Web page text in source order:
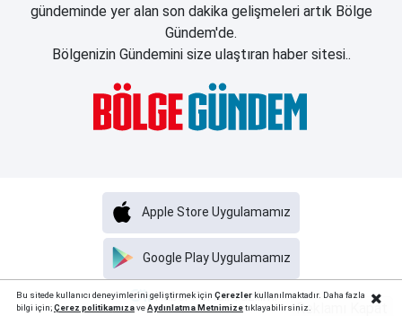
gündeminde yer alan son dakika gelişmeleri artık Bölge
Gündem'de.
Bölgenizin Gündemini size ulaştıran haber sitesi..
Haber Portalı Yazılımı
Google Play Uygulamamız
Apple Store Uygulamamız
Bu sitede kullanıcı deneyimlerini geliştirmek için Çerezlerkullanılmaktadır. Daha fazla
bilgi için;Çerez politikamızaveAydınlatma Metnimizetıklayabilirsiniz.Reklamı Kapat